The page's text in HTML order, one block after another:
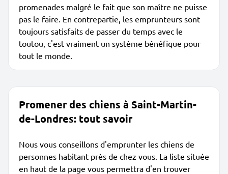
promenades malgré le fait que son maître ne puisse
pas le faire. En contrepartie, les emprunteurs sont
toujours satisfaits de passer du temps avec le
toutou, c'est vraiment un système bénéfique pour
tout le monde.
Promener des chiens à Saint-Martin-
de-Londres: tout savoir
Nous vous conseillons d'emprunter les chiens de
personnes habitant près de chez vous. La liste située
en haut de la page vous permettra d'en trouver